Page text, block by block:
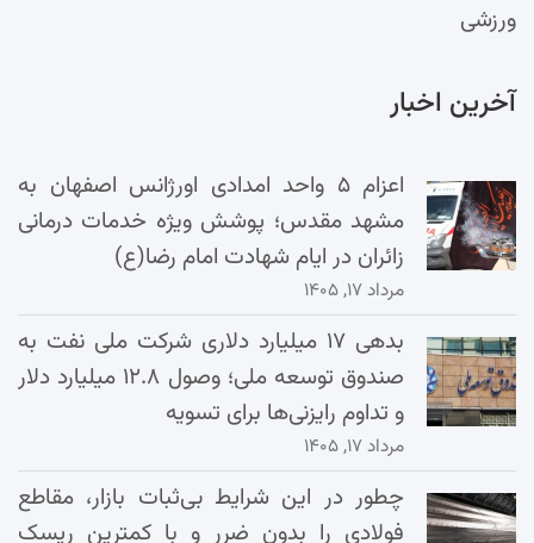
ورزشی
آخرین اخبار
اعزام ۵ واحد امدادی اورژانس اصفهان به
مشهد مقدس؛ پوشش ویژه خدمات درمانی
زائران در ایام شهادت امام رضا(ع)
مرداد ۱۷, ۱۴۰۵
بدهی ۱۷ میلیارد دلاری شرکت ملی نفت به
صندوق توسعه ملی؛ وصول ۱۲.۸ میلیارد دلار
و تداوم رایزنی‌ها برای تسویه
مرداد ۱۷, ۱۴۰۵
چطور در این شرایط بی‌ثبات بازار، مقاطع
فولادی را بدون ضرر و با کمترین ریسک